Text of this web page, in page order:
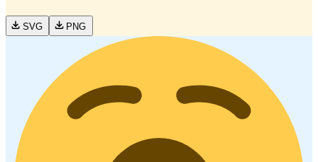
SVG PNG